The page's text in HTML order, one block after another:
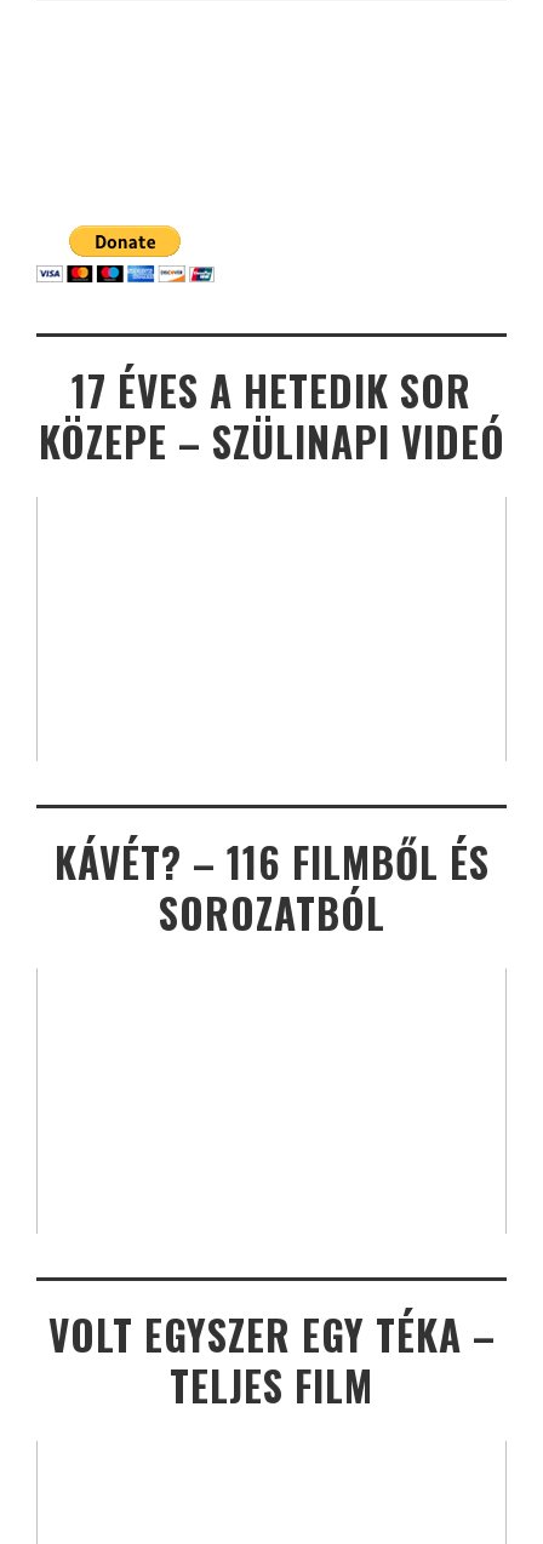
17 ÉVES A HETEDIK SOR
KÖZEPE – SZÜLINAPI VIDEÓ
KÁVÉT? – 116 FILMBŐL ÉS
SOROZATBÓL
VOLT EGYSZER EGY TÉKA –
TELJES FILM